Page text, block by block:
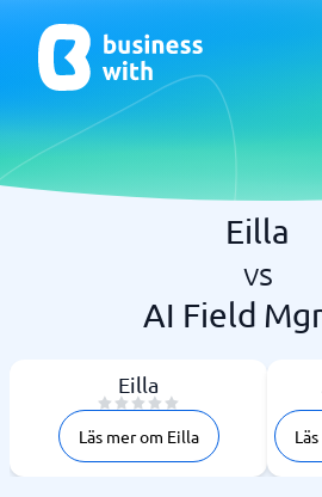
Eilla
vs
AI Field
Eilla
Läs mer om Eilla